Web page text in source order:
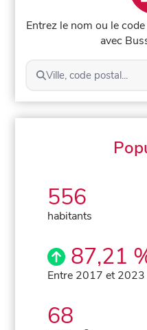
Entrez le nom ou le
avec
Ville, code postal...
556
habitants
87,21
Entre 2017 et 2023
68